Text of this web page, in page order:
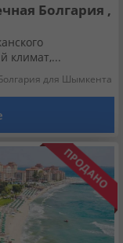
Болгария ,
климат,...
для Шымкента